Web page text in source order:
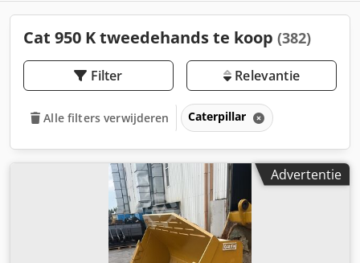
Cat 950 K tweedehands te koop (382)
Filter Relevantie
Alle filters verwijderen Caterpillar
Advertentie